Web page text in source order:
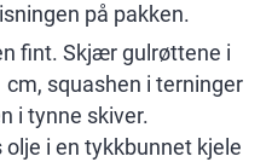
på pakken.
fint. Skjær gulrøttene i
squashen i terninger
i tynne skiver.
i en tykkbunnet kjele